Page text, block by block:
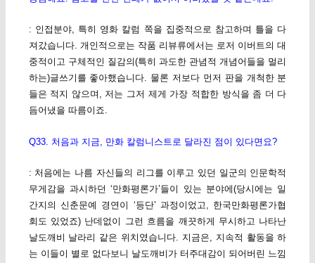
: 인접분야, 특히 영화 칼럼 쪽을 집중적으로 참고하며 틀을 다
져갔습니다. 개인적으로는 작품 리뷰류에서는 로저 이버트의 대
중적이고 구체적인 질감의(특히 과도한 관념적 개념어들을 멀리
하는)글쓰기를 좋아했습니다. 물론 저보다 먼저 판을 개척한 분
들은 적지 않으며, 저는 그저 제게 가장 적합한 방식을 좀 더 다
듬어냈을 따름이죠.
Q33. 처음과 지금, 만화 칼럼니스트로 달라진 점이 있다면요?
: 처음에는 나름 자신들의 리그를 이루고 있던 일군의 인문학적
무게감을 과시하던 ‘만화평론가’들이 있는 분야에(당시에는 일
간지의 신춘문예 경연이 ‘등단’ 과정이었고, 한국만화평론가협
회도 있었죠) 난데없이 그런 흐름을 깨끗하게 무시하고 나타난
날도깨비 날라리 같은 위치였습니다. 지금은, 지속적 활동을 하
는 이들이 별로 없다보니 날도깨비가 터주대감이 되어버린 느낌